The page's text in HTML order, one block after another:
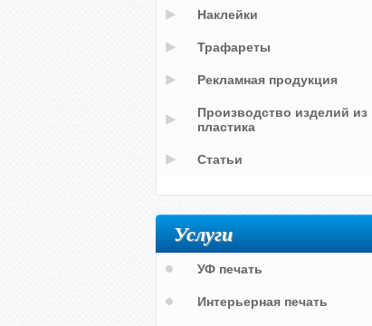
Наклейки
Трафареты
Рекламная продукция
Производство изделий из
пластика
Статьи
Услуги
УФ печать
Интерьерная печать